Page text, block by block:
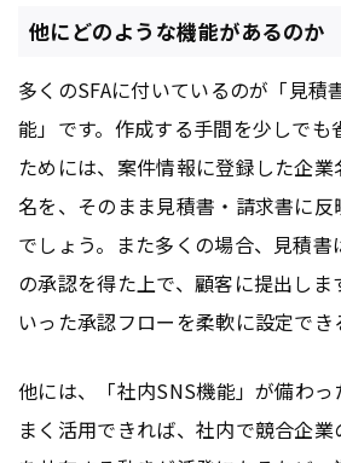
他にどのような機能があるのか
多くのSFAに付いているのが「見積
能」です。作成する手間を少しでも
ためには、案件情報に登録した企
名を、そのまま見積書・請求書に
でしょう。また多くの場合、見積書
の承認を得た上で、顧客に提出しま
いった承認フローを柔軟に設定でき
他には、「社内SNS機能」が備わっ
まく活用できれば、社内で競合企